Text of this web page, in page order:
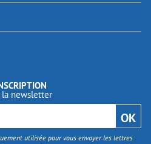
la newsletter
utilisée pour vous envoyer les lettres